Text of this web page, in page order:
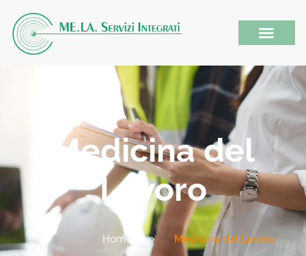
Medicina del
Lavoro
Home > Medicina del Lavoro